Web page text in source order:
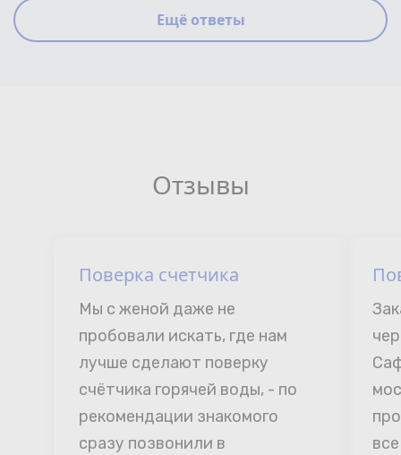
Ещё ответы
Отзывы
Поверка счетчика
Мы с женой даже не
пробовали искать, где нам
лучше сделают поверку
счётчика горячей воды, - по
рекомендации знакомого
сразу позвонили в